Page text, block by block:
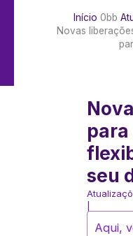
Início
Novas
para
seu
Aqui,